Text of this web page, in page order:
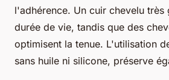
l'adhérence. Un cuir chevelu très
durée de vie, tandis que des
optimisent la tenue. L'utilisation
sans huile ni silicone, préserve